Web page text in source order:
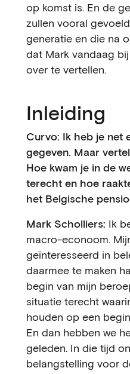
op komst is. En de
zullen vooral
generatie en die na
dat Mark vandaag
over te vertellen.
Inleiding
Curvo: Ik heb je net
gegeven. Maar
Hoe kwam je in de
terecht en hoe
het Belgische
Mark Scholliers: Ik
macro-econoom.
geïnteresseerd in
daarmee te maken
begin van mijn
situatie terecht
houden op een
En dan hebben we
geleden. In die tijd
belangstelling voor